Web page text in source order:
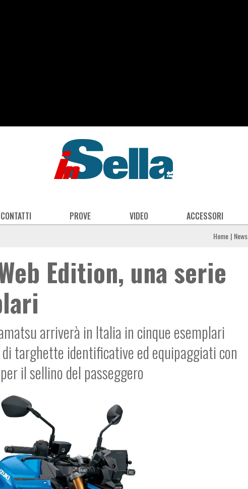
PROVE VIDEO ACCESSORI
Home News
Edition, una serie
arriverà in Italia in cinque esemplari
targhette identificative ed equipaggiati con
il sellino del passeggero